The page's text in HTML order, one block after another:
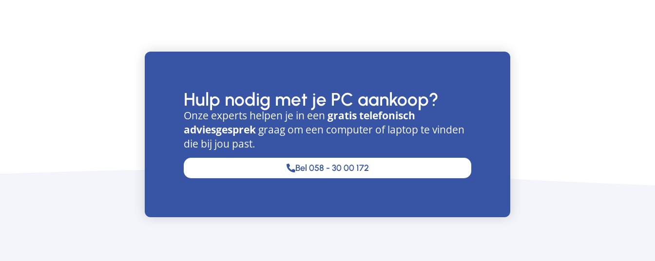
Hulp nodig met je PC aankoop?
Onze experts helpen je in een gratis telefonisch
adviesgesprek graag om een computer of laptop te vinden
die bij jou past.
Bel 058 - 30 00 172